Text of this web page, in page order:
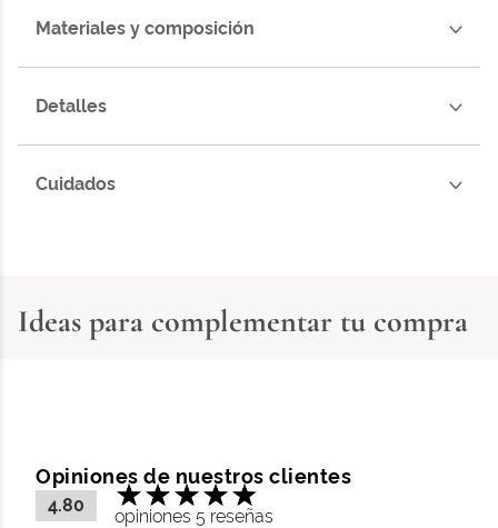
Materiales y composición
Detalles
Cuidados
Ideas para complementar tu compra
Opiniones de nuestros clientes
4.80
opiniones 5 reseñas